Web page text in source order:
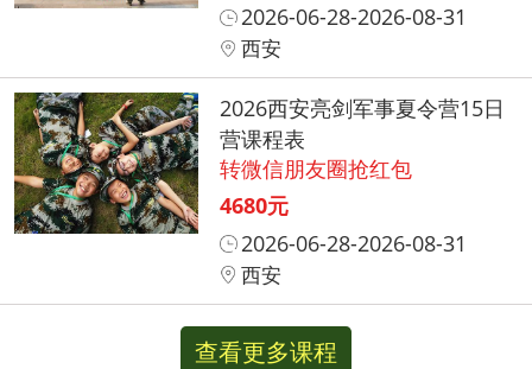
2026-06-28-2026-08-31
西安
2026西安亮剑军事夏令营15日
营课程表
转微信朋友圈抢红包
4680元
2026-06-28-2026-08-31
西安
查看更多课程